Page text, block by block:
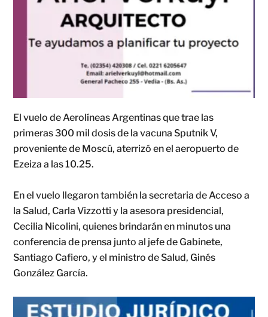
El vuelo de Aerolíneas Argentinas que trae las
primeras 300 mil dosis de la vacuna Sputnik V,
proveniente de Moscú, aterrizó en el aeropuerto de
Ezeiza a las 10.25.
En el vuelo llegaron también la secretaria de Acceso a
la Salud, Carla Vizzotti y la asesora presidencial,
Cecilia Nicolini, quienes brindarán en minutos una
conferencia de prensa junto al jefe de Gabinete,
Santiago Cafiero, y el ministro de Salud, Ginés
González García.